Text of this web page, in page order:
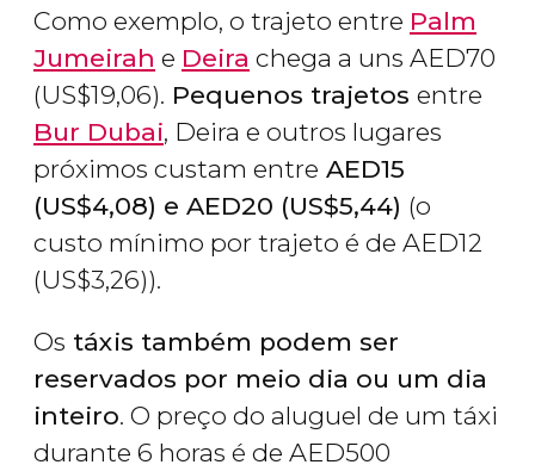
Como exemplo, o trajeto entre Palm
Jumeirah e Deira chega a uns AED70
(US$19,06). Pequenos trajetos entre
Bur Dubai, Deira e outros lugares
próximos custam entre AED15
(US$4,08) e AED20 (US$5,44) (o
custo mínimo por trajeto é de AED12
(US$3,26)).
Os táxis também podem ser
reservados por meio dia ou um dia
inteiro. O preço do aluguel de um táxi
durante 6 horas é de AED500